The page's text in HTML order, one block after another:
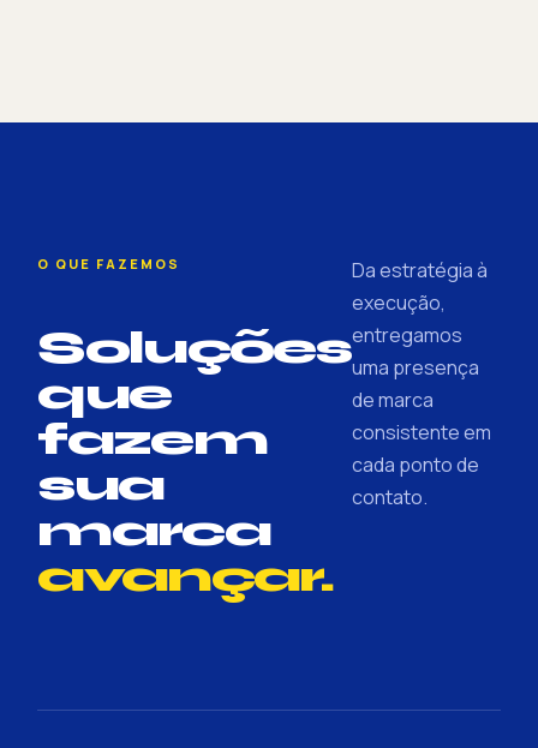
O QUE FAZEMOS
Soluções
que
fazem
sua
marca
avançar.
Da estratégia à
execução,
entregamos
uma presença
de marca
consistente em
cada ponto de
contato.